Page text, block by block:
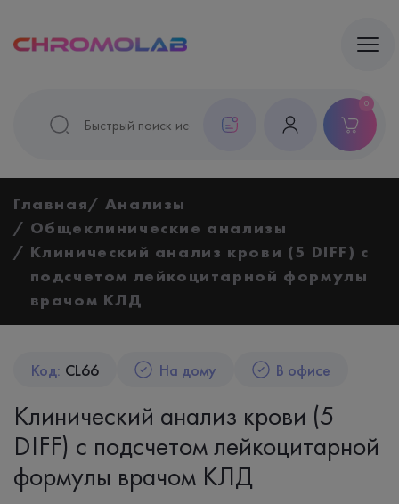
0
Главная
Анализы
Общеклинические анализы
Клинический анализ крови (5 DIFF) с
подсчетом лейкоцитарной формулы
врачом КЛД
Код: CL66 На дому В офисе
Клинический анализ крови (5
DIFF) с подсчетом лейкоцитарной
формулы врачом КЛД